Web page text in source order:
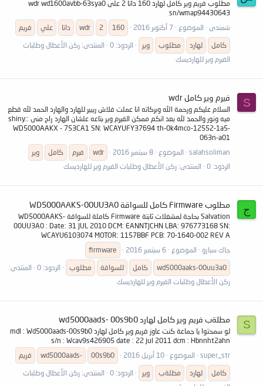
مطلوب فريم وير كامل لهارد 160 داتا 2 على wdr wd1600avbb-63sya0
sn/wmap94430643
شمندى
الموضوع 7 أكتوبر 2016 160
2
wdr داتا علي
فريم
كامل
لهارد مطلوب وير الردود: 0 المنتدى: ركن الأعطال وطلبات
الفيرم وير للهارديسك
S فيرم وير كامل wdr
السلام عليكم ورحمة الله وبركاته انا عملت فلاش ريبير للهارد والهارد الحمد لله قطع
ميه ونور والحمد لله بعد انكم ممكن الفيرم وير بتاعه علشان الهارد راح منى :shiny:
WD5000AAKX - 753CA1 SN: WCAYUFY37694 th-0k4mco-12552-1a5-
063n-a01
salahsoliman
الموضوع 8 سبتمبر 2016 wdr فيرم كامل
وير
الردود: 0
المنتدى: ركن الأعطال وطلبات الفيرم وير للهارديسك
ج مطلوب Firmware كامل للسواقة WD5000AAKS-00UU3A0
Salvation بحاجة لمشغلات ثابتة Firmware كاملة للسواقة WD5000AAKS-
00UU3A0 : Date: 31 JUL 2010 DCM: EANNTJCHN LBA: 976773168 SN:
WCAYU6103074 MOTOR: 1157BBF PCB: 70-1640-002 REV A
جاك سبارو
الموضوع 6 سبتمبر 2016
firmware
wd5000aaks-00uu3a0
كامل للسواقة مطلوب الردود: 0
المنتدى:
ركن الأعطال وطلبات الفيرم وير للهارديسك
S مطلةب فريم وير كامل لهارد wd5000aads- 00s9b0
لو سمحتوا يا جماعة كنت عاوز فريم وير كامل لهارد mdl : Wd5000aads-00s9b0
s/n : Wcav9s426905 date : 22 jul 2011 dcm : Hbnnht2ahn
super_str
الموضوع 10 أبريل 2016 00s9b0
wd5000aads-
فريم
كامل
لهارد مطلةب وير الردود: 0 المنتدى: ركن الأعطال وطلبات